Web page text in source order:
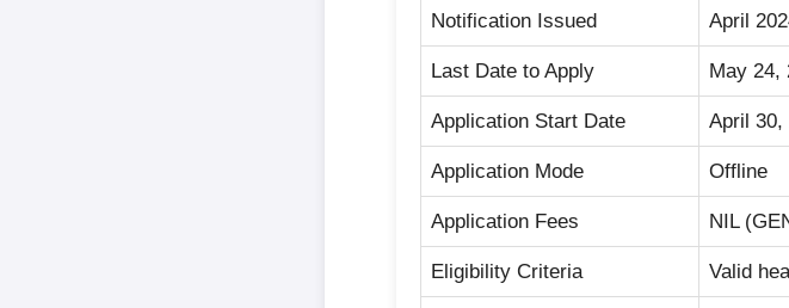
Notification Issued April
Last Date to Apply May 24,
Application Start Date April 30,
Application Mode Offline
Application Fees NIL
Eligibility Criteria Valid